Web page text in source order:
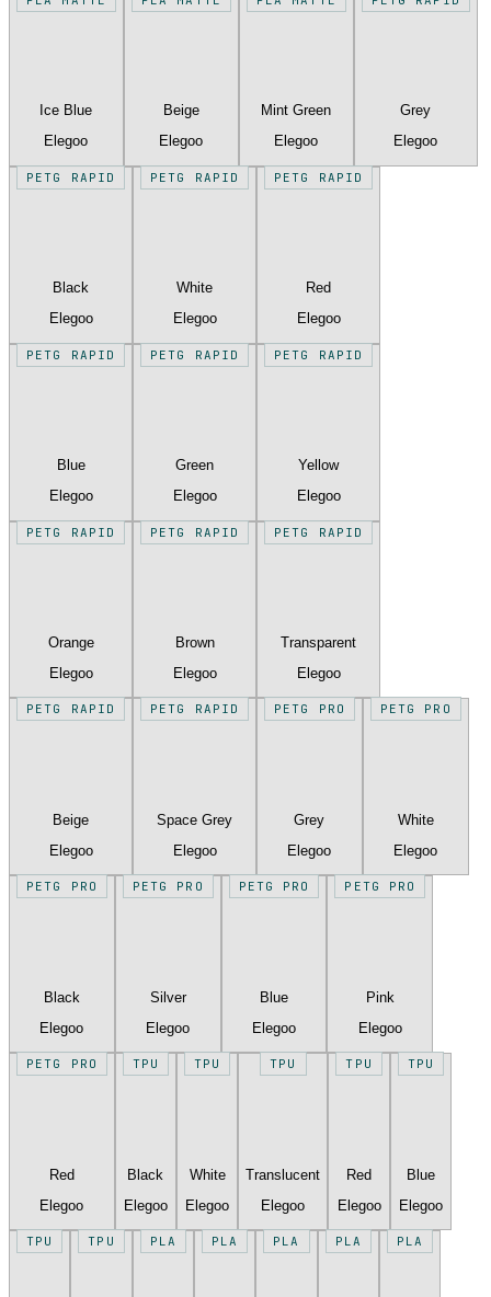
Ice Blue
Elegoo
Beige
Elegoo
Mint Green
Elegoo
Grey
Elegoo
PETG RAPID
Black
Elegoo
PETG RAPID
White
Elegoo
PETG RAPID
Red
Elegoo
PETG RAPID
Blue
Elegoo
PETG RAPID
Green
Elegoo
PETG RAPID
Yellow
Elegoo
PETG RAPID
Orange
Elegoo
PETG RAPID
Brown
Elegoo
PETG RAPID
Transparent
Elegoo
PETG RAPID
Beige
Elegoo
PETG RAPID
Space Grey
Elegoo
PETG PRO
Grey
Elegoo
PETG PRO
White
Elegoo
PETG PRO
Black
Elegoo
PETG PRO
Silver
Elegoo
PETG PRO
Blue
Elegoo
PETG PRO
Pink
Elegoo
PETG PRO
Red
Elegoo
TPU
Black
Elegoo
TPU
White
Elegoo
TPU
Translucent
Elegoo
TPU
Red
Elegoo
TPU
Blue
Elegoo
TPU TPU PLA PLA PLA PLA PLA